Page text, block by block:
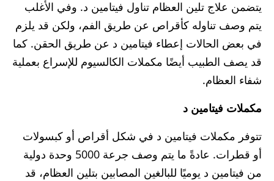
يتضمن علاج تلين العظام تناول فيتامين د. وفي الأغلب
يتم وصف تناوله كأقراص عن طريق الفم، ولكن قد يلزم
في بعض الحالات إعطاء فيتامين د عن طريق الحقن. كما
قد يصف الطبيب أيضًا مكملات الكالسيوم للإسراع بعملية
شفاء العظام.
مكملات فيتامين د
تتوفر مكملات فيتامين د في شكل أقراص أو كبسولات
أو قطرات. عادةً ما يتم وصف جرعة 5000 وحدة دولية
من فيتامين د يوميًا للبالغين المصابين بتلين العظام، قد